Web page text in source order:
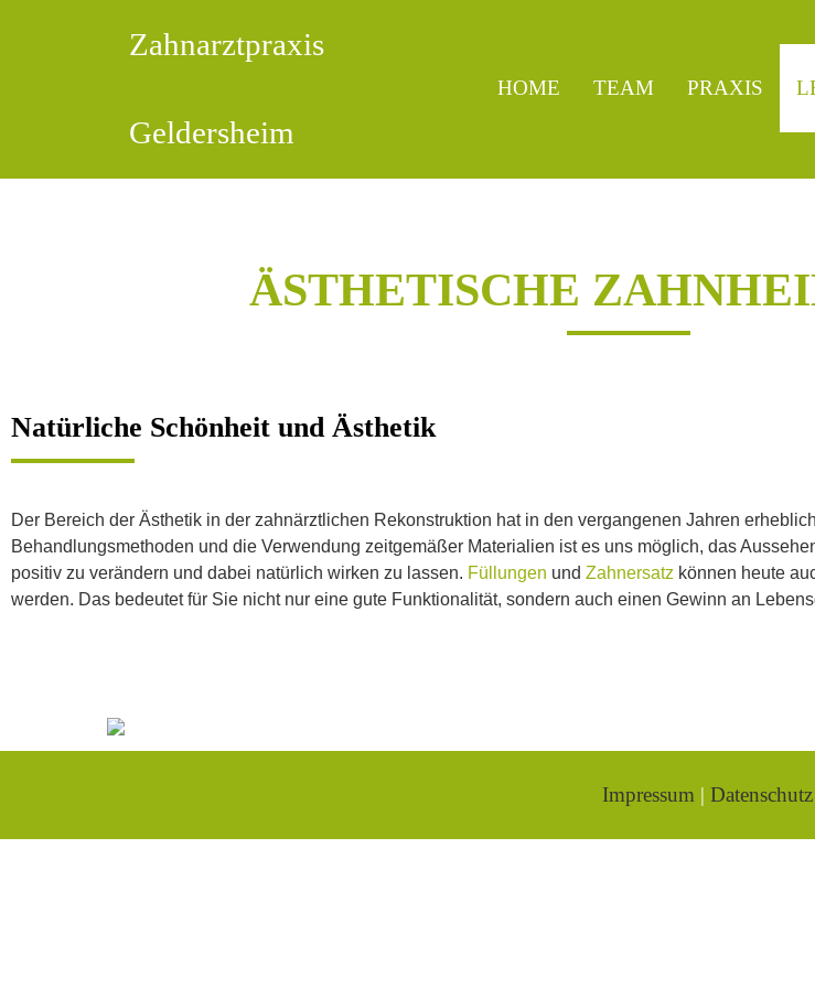
Zahnarztpraxis
Geldersheim
HOME TEAM PRAXIS
Online Termin vereinbaren!
Termin online buchen
ÄSTHETISCHE
Natürliche Schönheit und Ästhetik
Der Bereich der Ästhetik in der zahnärztlichen Rekonstruktion hat in den vergangenen Jahren
Behandlungsmethoden und die Verwendung zeitgemäßer Materialien ist es uns möglich, das
positiv zu verändern und dabei natürlich wirken zu lassen. Füllungen und Zahnersatz können heute
werden. Das bedeutet für Sie nicht nur eine gute Funktionalität, sondern auch einen Gewinn an
Impressum | Datenschutz